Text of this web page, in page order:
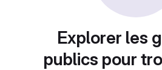
Explorer les
publics pour